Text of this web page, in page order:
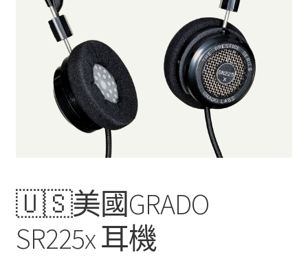
🇺🇸美國GRADO
SR225x 耳機